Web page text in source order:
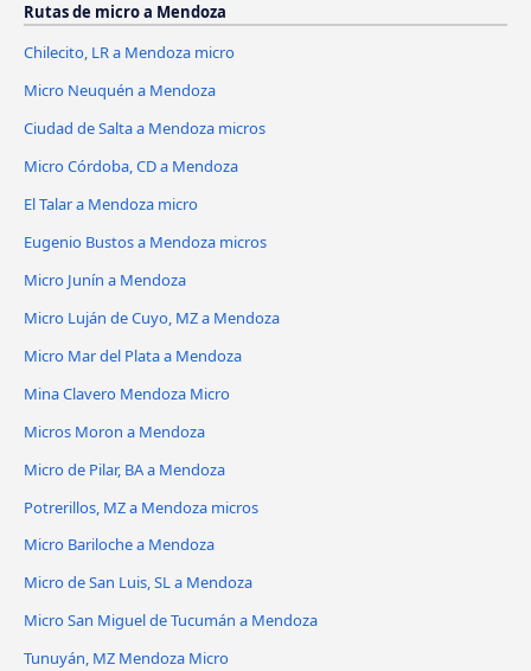
Rutas de micro a Mendoza
Chilecito, LR a Mendoza micro
Micro Neuquén a Mendoza
Ciudad de Salta a Mendoza micros
Micro Córdoba, CD a Mendoza
El Talar a Mendoza micro
Eugenio Bustos a Mendoza micros
Micro Junín a Mendoza
Micro Luján de Cuyo, MZ a Mendoza
Micro Mar del Plata a Mendoza
Mina Clavero Mendoza Micro
Micros Moron a Mendoza
Micro de Pilar, BA a Mendoza
Potrerillos, MZ a Mendoza micros
Micro Bariloche a Mendoza
Micro de San Luis, SL a Mendoza
Micro San Miguel de Tucumán a Mendoza
Tunuyán, MZ Mendoza Micro